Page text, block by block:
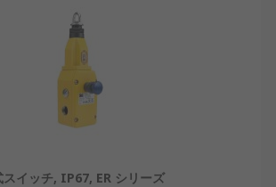
イッチ, IP67, ER シリーズ